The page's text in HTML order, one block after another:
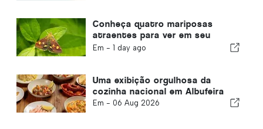
Conheça quatro mariposas
atraentes para ver em seu
jardim
Em - 1 day ago
Uma exibição orgulhosa da
cozinha nacional em Albufeira
Em - 06 Aug 2026